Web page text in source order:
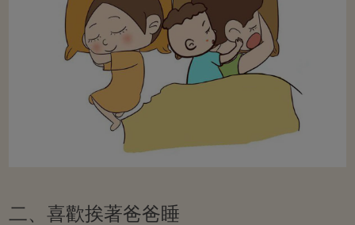
二、喜歡挨著爸爸睡